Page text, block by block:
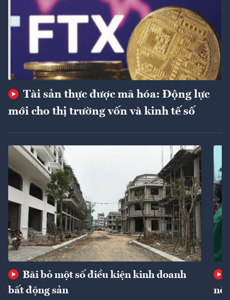
Tài sản thực được mã hóa: Động lực
mới cho thị trường vốn và kinh tế số
Bãi bỏ một số điều kiện kinh doanh
bất động sản